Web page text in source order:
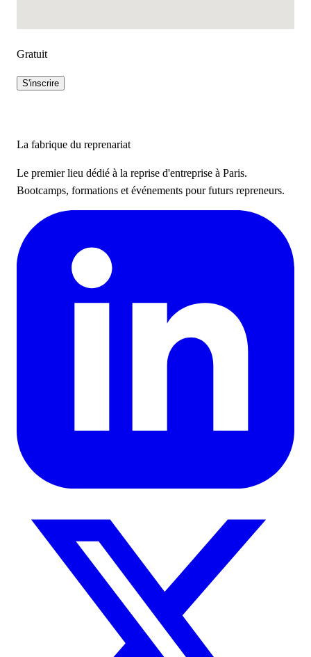
Gratuit
S'inscrire
La fabrique du reprenariat
Le premier lieu dédié à la reprise d'entreprise à Paris.
Bootcamps, formations et événements pour futurs repreneurs.